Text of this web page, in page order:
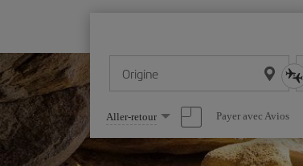
Origine
Sélectionnez
une
option
Aller-retour Payer avec Avios